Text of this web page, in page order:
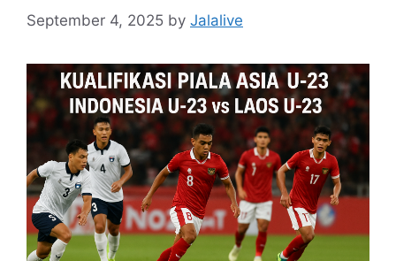
September 4, 2025 by Jalalive